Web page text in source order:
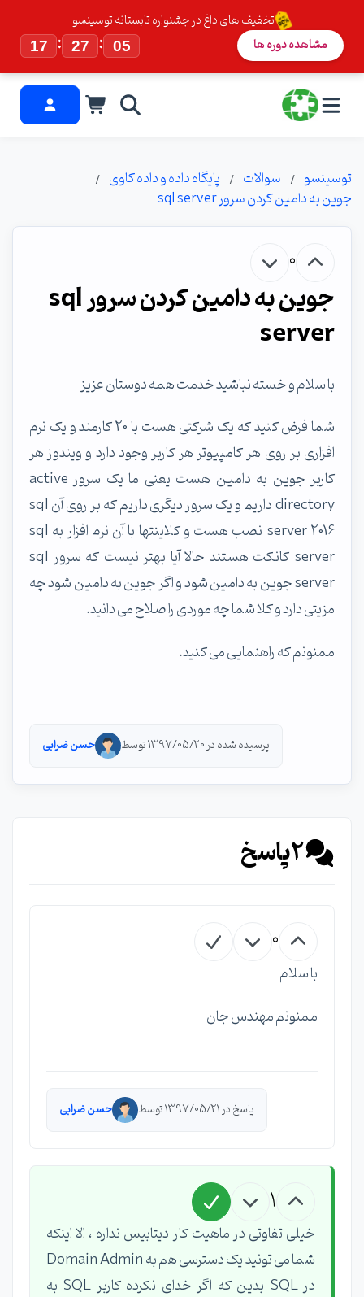
تخفیف های داغ در جشنواره تابستانه توسینسو
17
: 27 : 04 مشاهده دوره ها
توسینسو سوالات
پایگاه داده و داده کاوی
جوین به دامین کردن سرور sql server
0
جوین به دامین کردن سرور sql
server
با سلام و خسته نباشید خدمت همه دوستان عزیز
شما فرض کنید که یک شرکتی هست با 20 کارمند و یک نرم
افزاری بر روی هر کامپیوتر هر کاربر وجود دارد و ویندوز هر
کاربر جوین به دامین هست یعنی ما یک سرور active
directory داریم و یک سرور دیگری داریم که بر روی آن sql
server 2016 نصب هست و کلاینتها با آن نرم افزار به sql
server کانکت هستند حالا آیا بهتر نیست که سرور sql
server جوین به دامین شود و اگر جوین به دامین شود چه
مزیتی دارد و کلا شما چه موردی را صلاح می دانید.
ممنونم که راهنمایی می کنید.
پرسیده شده در 1397/05/20 توسط حسن ضرابی
2پاسخ
0
با سلام
ممنونم مهندس جان
پاسخ در 1397/05/21 توسط حسن ضرابی
1
خیلی تفاوتی در ماهیت کار دیتابیس نداره ، الا اینکه
شما می تونید یک دسترسی هم به Domain Admin
در SQL بدین که اگر خدای نکرده کاربر SQL به